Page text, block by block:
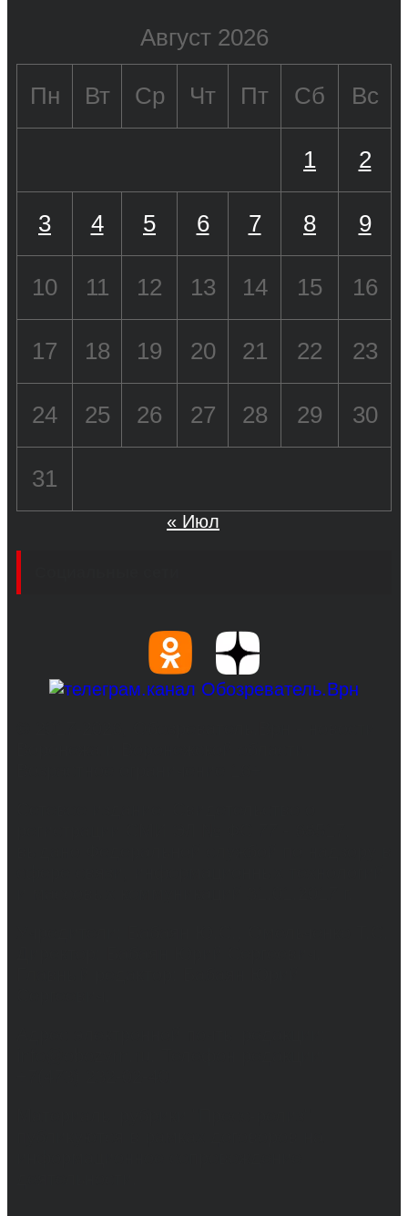
Август 2026
Пн Вт Ср Чт Пт Сб Вс
1 2
3 4 5 6 7 8 9
10 11 12 13 14 15 16
17 18 19 20 21 22 23
24 25 26 27 28 29 30
31
« Июл